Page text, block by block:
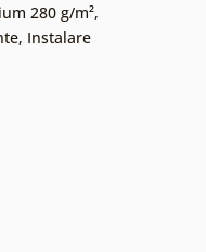
280 g/m²,
, Instalare